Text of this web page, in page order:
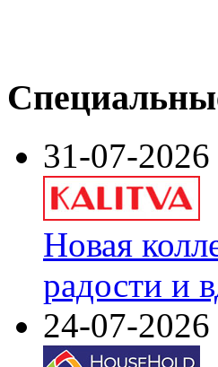
31-07-2026
Новая
радости и
24-07-2026